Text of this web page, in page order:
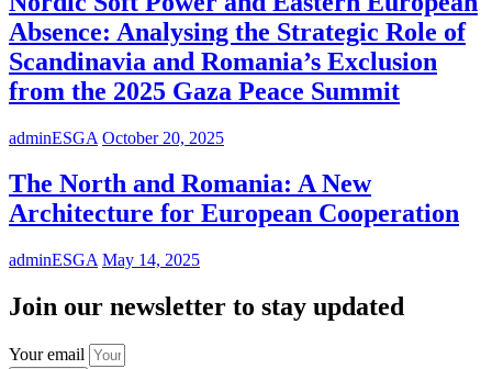
Absence: Analysing the Strategic Role of
Scandinavia and Romania’s Exclusion
from the 2025 Gaza Peace Summit
adminESGA October 20, 2025
The North and Romania: A New
Architecture for European Cooperation
adminESGA May 14, 2025
Join our newsletter to stay updated
Your email